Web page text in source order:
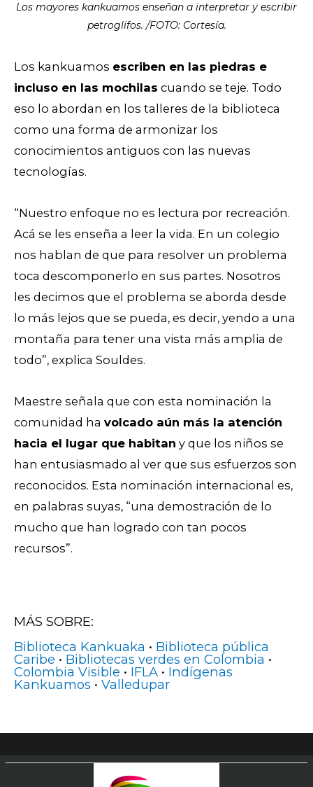
Los mayores kankuamos enseñan a interpretar y escribir
petroglifos. /FOTO: Cortesía.
Los kankuamos escriben en las piedras e
incluso en las mochilas cuando se teje. Todo
eso lo abordan en los talleres de la biblioteca
como una forma de armonizar los
conocimientos antiguos con las nuevas
tecnologías.
“Nuestro enfoque no es lectura por recreación.
Acá se les enseña a leer la vida. En un colegio
nos hablan de que para resolver un problema
toca descomponerlo en sus partes. Nosotros
les decimos que el problema se aborda desde
lo más lejos que se pueda, es decir, yendo a una
montaña para tener una vista más amplia de
todo”, explica Souldes.
Maestre señala que con esta nominación la
comunidad ha volcado aún más la atención
hacia el lugar que habitan y que los niños se
han entusiasmado al ver que sus esfuerzos son
reconocidos. Esta nominación internacional es,
en palabras suyas, “una demostración de lo
mucho que han logrado con tan pocos
recursos”.
MÁS SOBRE:
Biblioteca Kankuaka • Biblioteca pública
Caribe • Bibliotecas verdes en Colombia •
Colombia Visible • IFLA • Indígenas
Kankuamos • Valledupar